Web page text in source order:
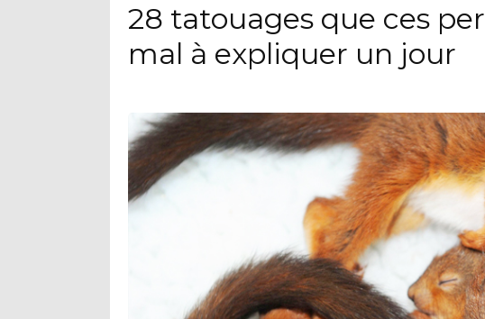
28 tatouages que ces
mal à expliquer un jour